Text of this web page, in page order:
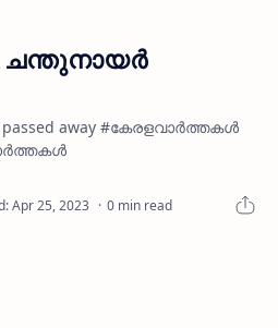
ചന്തുനായര്‍
passed away #കേരളവാർത്തകൾ
0 min read